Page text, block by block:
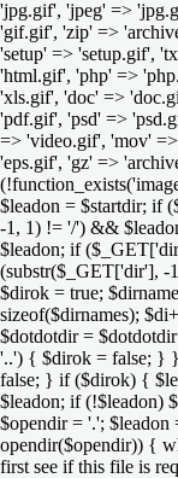
'jpg.gif', 'jpeg' =>
'gif.gif', 'zip' =>
'setup' => 'setup.gif',
'html.gif', 'php' =>
'xls.gif', 'doc' =>
'pdf.gif', 'psd' =>
=> 'video.gif', 'mov'
'eps.gif', 'gz' =>
$leadon = $startdir; if
-1, 1) != '/') &&
$leadon; if
(substr($_GET['dir'],
$dirok = true;
sizeof($dirnames);
$dotdotdir =
'..') { $dirok = false; }
false; } if ($dirok) {
$leadon; if (!$leadon)
$opendir = '.'; $leadon
opendir($opendir)) {
first see if this file is